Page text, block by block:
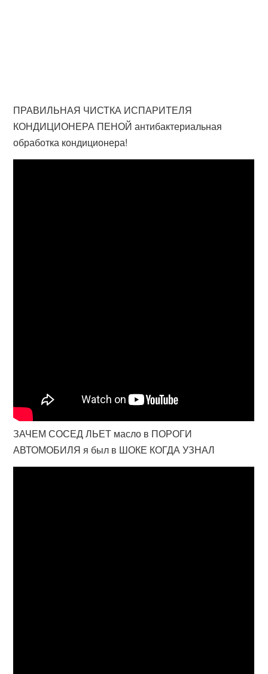
ПРАВИЛЬНАЯ ЧИСТКА ИСПАРИТЕЛЯ
КОНДИЦИОНЕРА ПЕНОЙ антибактериальная
обработка кондиционера!
ЗАЧЕМ СОСЕД ЛЬЕТ масло в ПОРОГИ
АВТОМОБИЛЯ я был в ШОКЕ КОГДА УЗНАЛ